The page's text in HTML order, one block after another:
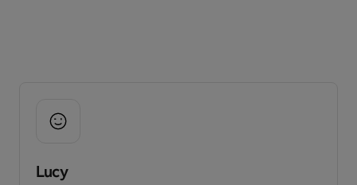
Lucy